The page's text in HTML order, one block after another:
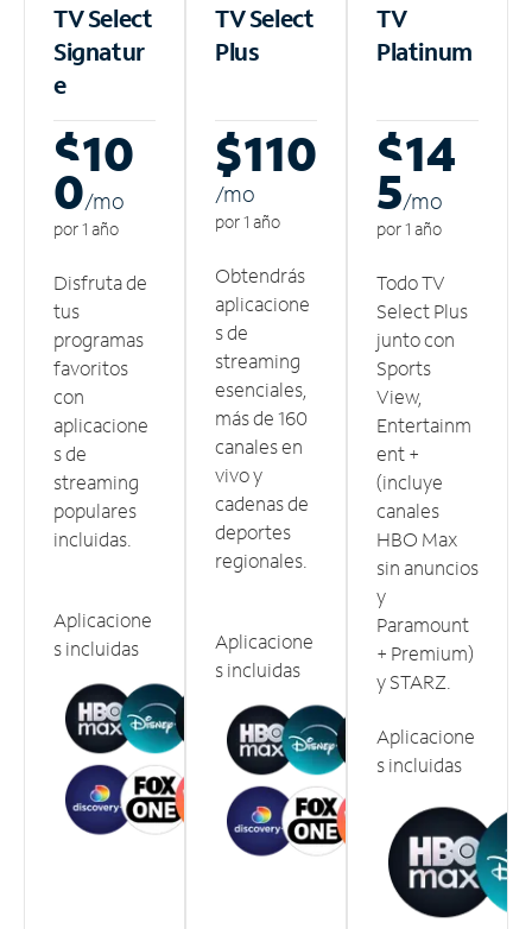
TV Select
Signatur
e
$10
0/mo
por 1 año
Disfruta de
tus
programas
favoritos
con
aplicacione
s de
streaming
populares
incluidas.
Aplicacione
s incluidas
TV Select
Plus
$110
/mo
por 1 año
Obtendrás
aplicacione
s de
streaming
esenciales,
más de 160
canales en
vivo y
cadenas de
deportes
regionales.
Aplicacione
s incluidas
TV
Platinum
$14
5/mo
por 1 año
Todo TV
Select Plus
junto con
Sports
View,
Entertainm
ent +
(incluye
canales
HBO Max
sin anuncios
y
Paramount
+ Premium)
y STARZ.
Aplicacione
s incluidas